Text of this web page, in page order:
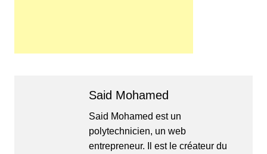
Said Mohamed
Said Mohamed est un
polytechnicien, un web
entrepreneur. Il est le créateur du